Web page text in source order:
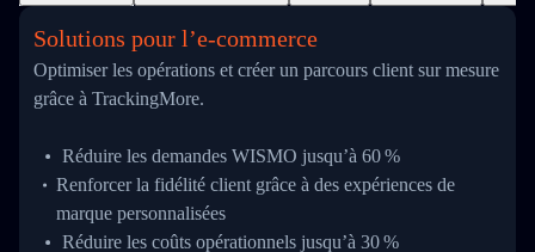
Solutions pour l’e‑commerce
Optimiser les opérations et créer un parcours client sur mesure
grâce à TrackingMore.
Réduire les demandes WISMO jusqu’à 60 %
Renforcer la fidélité client grâce à des expériences de
marque personnalisées
Réduire les coûts opérationnels jusqu’à 30 %